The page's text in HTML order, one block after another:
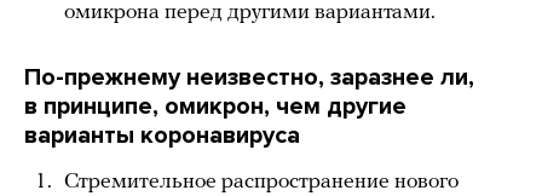
омикрона перед другими вариантами.
По-прежнему неизвестно, заразнее ли,
в принципе, омикрон, чем другие
варианты коронавируса
Стремительное распространение нового